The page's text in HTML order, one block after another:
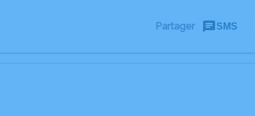
Partager SMS